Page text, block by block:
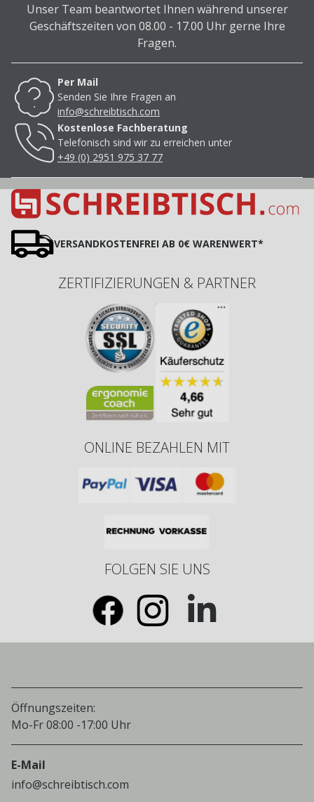
Unser Team beantwortet Ihnen während unserer
Geschäftszeiten von 08.00 - 17.00 Uhr gerne Ihre
Fragen.
Per Mail
Senden Sie Ihre Fragen an
info@schreibtisch.com
Kostenlose Fachberatung
Telefonisch sind wir zu erreichen unter
+49 (0) 2951 975 37 77
VERSANDKOSTENFREI AB 0€ WARENWERT*
ZERTIFIZIERUNGEN & PARTNER
ONLINE BEZAHLEN MIT
FOLGEN SIE UNS
Öffnungszeiten:
Mo-Fr 08:00 -17:00 Uhr
E-Mail
info@schreibtisch.com